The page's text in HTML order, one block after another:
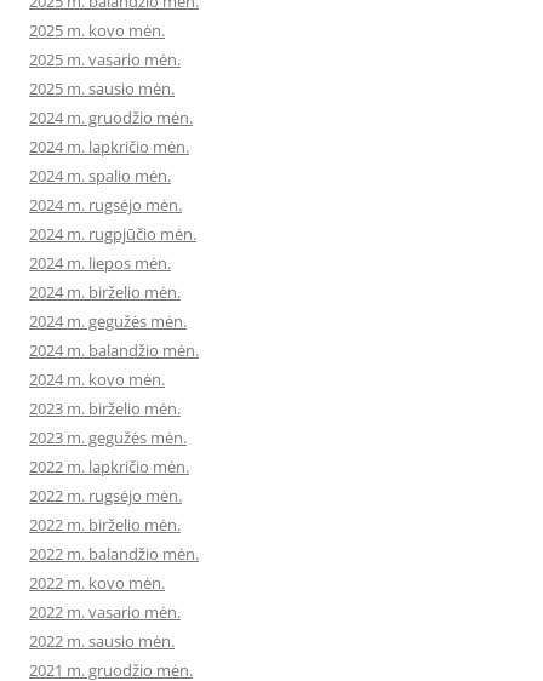
2025 m. kovo mėn.
2025 m. vasario mėn.
2025 m. sausio mėn.
2024 m. gruodžio mėn.
2024 m. lapkričio mėn.
2024 m. spalio mėn.
2024 m. rugsėjo mėn.
2024 m. rugpjūčio mėn.
2024 m. liepos mėn.
2024 m. birželio mėn.
2024 m. gegužės mėn.
2024 m. balandžio mėn.
2024 m. kovo mėn.
2023 m. birželio mėn.
2023 m. gegužės mėn.
2022 m. lapkričio mėn.
2022 m. rugsėjo mėn.
2022 m. birželio mėn.
2022 m. balandžio mėn.
2022 m. kovo mėn.
2022 m. vasario mėn.
2022 m. sausio mėn.
2021 m. gruodžio mėn.